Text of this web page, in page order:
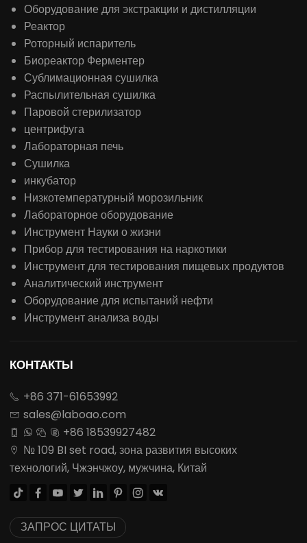
Оборудование для экстракции и дистилляции
Реактор
Роторный испаритель
Биореактор Ферментер
Сублимационная сушилка
Распылительная сушилка
Паровой стерилизатор
центрифуга
Лабораторная печь
Сушилка
инкубатор
Низкотемпературный морозильник
Лабораторное оборудование
Инструмент Науки о жизни
Прибор для тестирования на наркотики
Инструмент для тестирования пищевых продуктов
Аналитический инструмент
Оборудование для испытаний нефти
Инструмент анализа воды
КОНТАКТЫ
 +86 371-61653992
 sales@laboao.com
    +86 18539927482

№ 109 BI set road, зона развития высоких
технологий, Чжэнчжоу, мужчина, Китай
       
ЗАПРОС ЦИТАТЫ